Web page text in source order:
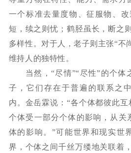
一个标准去量度物、征服物、
短，续之则忧；鹤胫虽长，断之
多样性。对于人，老子则主张“不
维持人的独特性。
当然， “尽情”“尽性”的个体
子，它们存在于普遍的联系之
内。金岳霖说：“各个体都彼此
个体受一部分个体的影响，从关
体的影响。”可能世界和现实世
界，个体之间千丝万缕地关联着